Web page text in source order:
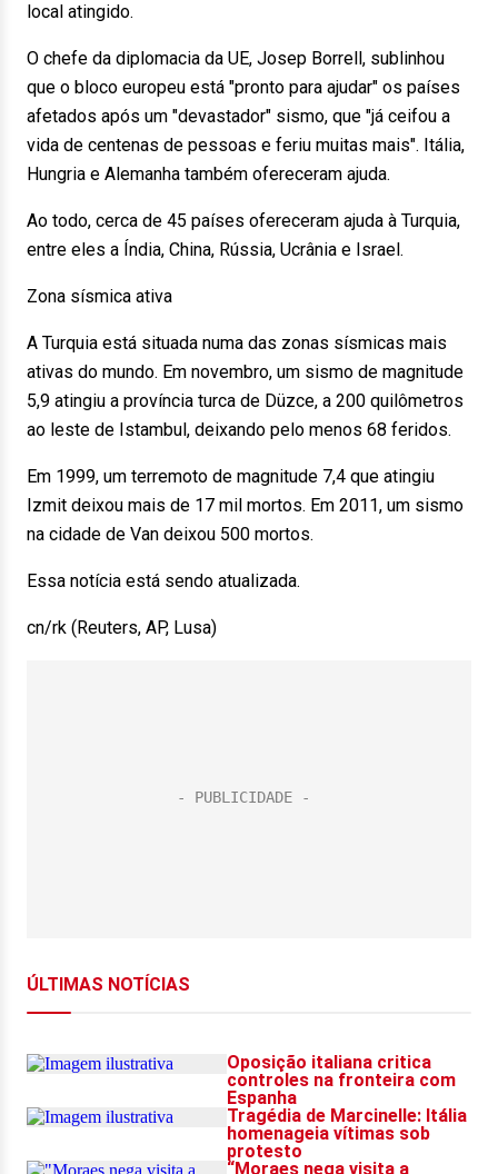
local atingido.
O chefe da diplomacia da UE, Josep Borrell, sublinhou
que o bloco europeu está "pronto para ajudar" os países
afetados após um "devastador" sismo, que "já ceifou a
vida de centenas de pessoas e feriu muitas mais". Itália,
Hungria e Alemanha também ofereceram ajuda.
Ao todo, cerca de 45 países ofereceram ajuda à Turquia,
entre eles a Índia, China, Rússia, Ucrânia e Israel.
Zona sísmica ativa
A Turquia está situada numa das zonas sísmicas mais
ativas do mundo. Em novembro, um sismo de magnitude
5,9 atingiu a província turca de Düzce, a 200 quilômetros
ao leste de Istambul, deixando pelo menos 68 feridos.
Em 1999, um terremoto de magnitude 7,4 que atingiu
Izmit deixou mais de 17 mil mortos. Em 2011, um sismo
na cidade de Van deixou 500 mortos.
Essa notícia está sendo atualizada.
cn/rk (Reuters, AP, Lusa)